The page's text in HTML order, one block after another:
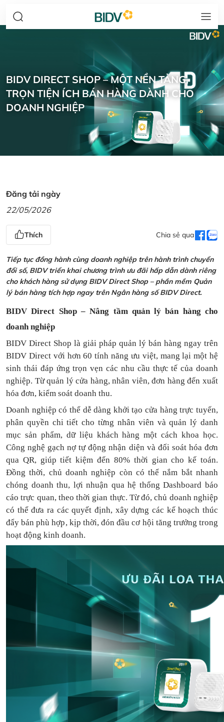
BIDV DIRECT SHOP – MỘT NỀN TẢNG,
TRỌN TIỆN ÍCH BÁN HÀNG DÀNH CHO
DOANH NGHIỆP
Đăng tải ngày
22/05/2026
Thích Chia sẻ qua
Tiếp tục đồng hành cùng doanh nghiệp trên hành trình chuyển
đổi số, BIDV triển khai chương trình ưu đãi hấp dẫn dành riêng
cho khách hàng sử dụng BIDV Direct Shop – phần mềm Quản
lý bán hàng tích hợp ngay trên Ngân hàng số BIDV Direct.
BIDV Direct Shop – Nâng tầm quản lý bán hàng cho
doanh nghiệp
BIDV Direct Shop là giải pháp quản lý bán hàng ngay trên
BIDV Direct với hơn 60 tính năng ưu việt, mang lại một hệ
sinh thái đáp ứng trọn vẹn các nhu cầu thực tế của doanh
nghiệp. Từ quản lý cửa hàng, nhân viên, đơn hàng đến xuất
hóa đơn, kiểm soát doanh thu.
Doanh nghiệp có thể dễ dàng khởi tạo cửa hàng trực tuyến,
phân quyền chi tiết cho từng nhân viên và quản lý danh
mục sản phẩm, dữ liệu khách hàng một cách khoa học.
Công nghệ gạch nợ tự động nhận diện và đối soát hóa đơn
qua QR, giúp tiết kiệm đến 80% thời gian cho kế toán.
Đồng thời, chủ doanh nghiệp còn có thể nắm bắt nhanh
chóng doanh thu, lợi nhuận qua hệ thống Dashboard báo
cáo trực quan, theo thời gian thực. Từ đó, chủ doanh nghiệp
có thểđưa ra các quyết định, xây dựng các kế hoạch thúc
đẩy bán phù hợp, kịp thời, đón đầu cơ hội tăng trưởng trong
hoạt động kinh doanh.